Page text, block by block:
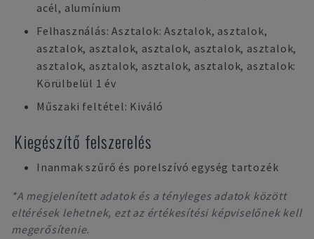
acél, alumínium
Felhasználás: Asztalok: Asztalok, asztalok,
asztalok, asztalok, asztalok, asztalok, asztalok,
asztalok, asztalok, asztalok, asztalok, asztalok:
Körülbelül 1 év
Műszaki feltétel: Kiváló
Kiegészítő felszerelés
Inanmak szűrő és porelszívó egység tartozék
*A megjelenített adatok és a tényleges adatok között
eltérések lehetnek, ezt az értékesítési képviselőnek kell
megerősítenie.